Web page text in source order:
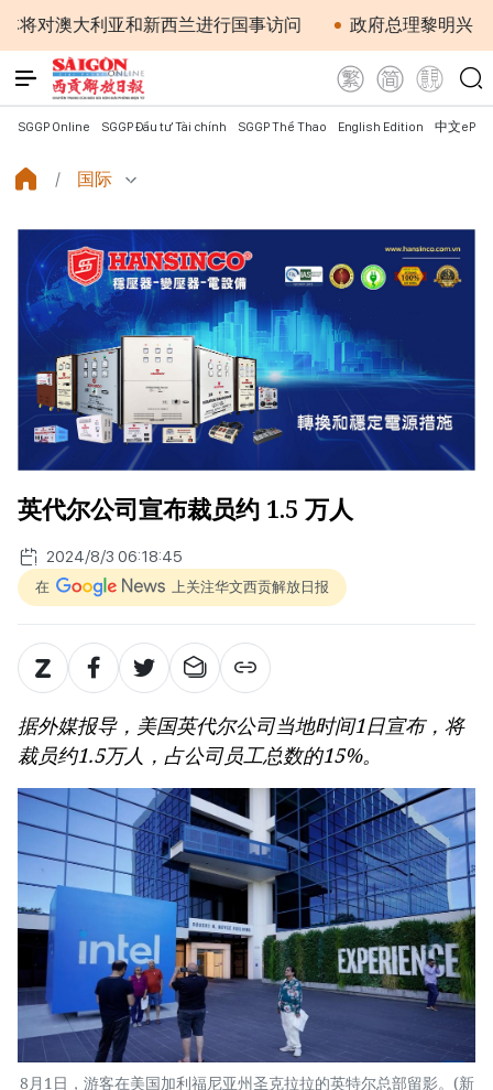
利亚和新西兰进行国事访问 政府总理黎明兴：网络安全
SGGP Online SGGP Đầu tư Tài chính SGGP Thể Thao English Edition 中文
国际
英代尔公司宣布裁员约 1.5 万人
2024/8/3 06:18:45
在 上关注华文西贡解放日报
据外媒报导，美国英代尔公司当地时间1日宣布，将
裁员约1.5万人，占公司员工总数的15%。
8月1日，游客在美国加利福尼亚州圣克拉拉的英特尔总部留影。(新